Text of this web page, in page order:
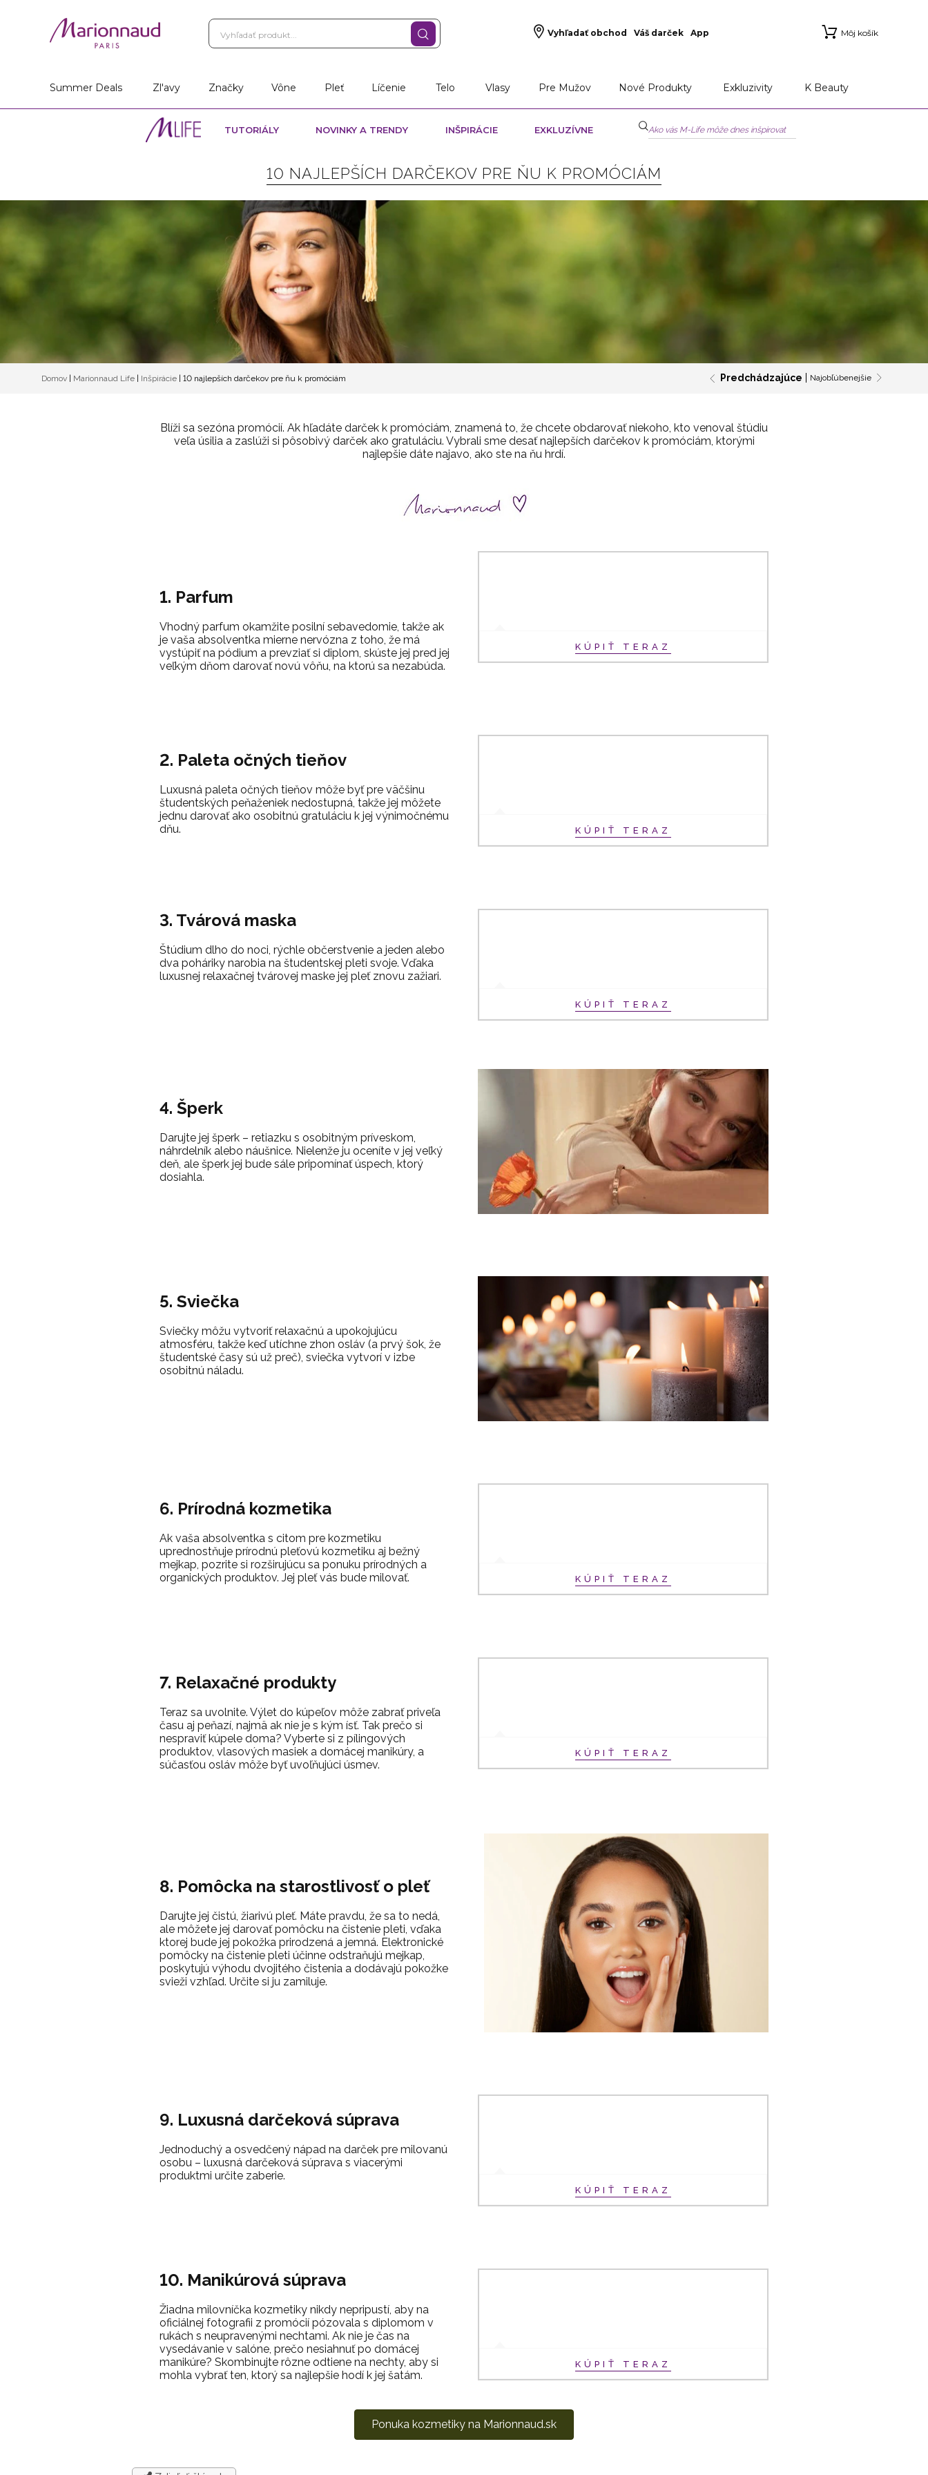
Vyhľadať obchod Váš darček App Môj košík
Summer Deals Zl'avy Značky Vône Pleť Líčenie Telo Vlasy Pre Mužov Nové Produkty Exkluzivity K Beauty
TUTORIÁLY NOVINKY A TRENDY INŠPIRÁCIE EXKLUZÍVNE
10 NAJLEPŠÍCH DARČEKOV PRE ŇU K PROMÓCIÁM
Domov | Marionnaud Life | Inšpirácie | 10 najlepších darčekov pre ňu k promóciám Predchádzajúce Najobľúbenejšie
Blíži sa sezóna promócií. Ak hľadáte darček k promóciám, znamená to, že chcete obdarovať niekoho, kto venoval štúdiu
veľa úsilia a zaslúži si pôsobivý darček ako gratuláciu. Vybrali sme desať najlepších darčekov k promóciám, ktorými
najlepšie dáte najavo, ako ste na ňu hrdí.
1. Parfum
Vhodný parfum okamžite posilní sebavedomie, takže ak
je vaša absolventka mierne nervózna z toho, že má
vystúpiť na pódium a prevziať si diplom, skúste jej pred jej
veľkým dňom darovať novú vôňu, na ktorú sa nezabúda.
KÚPIŤ TERAZ
2. Paleta očných tieňov
Luxusná paleta očných tieňov môže byť pre väčšinu
študentských peňaženiek nedostupná, takže jej môžete
jednu darovať ako osobitnú gratuláciu k jej výnimočnému
dňu.
KÚPIŤ TERAZ
3. Tvárová maska
Štúdium dlho do noci, rýchle občerstvenie a jeden alebo
dva poháriky narobia na študentskej pleti svoje. Vďaka
luxusnej relaxačnej tvárovej maske jej pleť znovu zažiari.
KÚPIŤ TERAZ
4. Šperk
Darujte jej šperk – retiazku s osobitným príveskom,
náhrdelník alebo náušnice. Nielenže ju oceníte v jej veľký
deň, ale šperk jej bude sále pripomínať úspech, ktorý
dosiahla.
5. Sviečka
Sviečky môžu vytvoriť relaxačnú a upokojujúcu
atmosféru, takže keď utíchne zhon osláv (a prvý šok, že
študentské časy sú už preč), sviečka vytvorí v izbe
osobitnú náladu.
6. Prírodná kozmetika
Ak vaša absolventka s citom pre kozmetiku
uprednostňuje prírodnú pleťovú kozmetiku aj bežný
mejkap, pozrite si rozširujúcu sa ponuku prírodných a
organických produktov. Jej pleť vás bude milovať.
KÚPIŤ TERAZ
7. Relaxačné produkty
Teraz sa uvolnite. Výlet do kúpeľov môže zabrať priveľa
času aj peňazí, najmä ak nie je s kým ísť. Tak prečo si
nespraviť kúpele doma? Vyberte si z pílingových
produktov, vlasových masiek a domácej manikúry, a
súčasťou osláv môže byť uvoľňujúci úsmev.
KÚPIŤ TERAZ
8. Pomôcka na starostlivosť o pleť
Darujte jej čistú, žiarivú pleť. Máte pravdu, že sa to nedá,
ale môžete jej darovať pomôcku na čistenie pleti, vďaka
ktorej bude jej pokožka prirodzená a jemná. Elektronické
pomôcky na čistenie pleti účinne odstraňujú mejkap,
poskytujú výhodu dvojitého čistenia a dodávajú pokožke
svieži vzhľad. Určite si ju zamiluje.
9. Luxusná darčeková súprava
Jednoduchý a osvedčený nápad na darček pre milovanú
osobu – luxusná darčeková súprava s viacerými
produktmi určite zaberie.
KÚPIŤ TERAZ
10. Manikúrová súprava
Žiadna milovníčka kozmetiky nikdy nepripustí, aby na
oficiálnej fotografii z promócií pózovala s diplomom v
rukách s neupravenými nechtami. Ak nie je čas na
vysedávanie v salóne, prečo nesiahnuť po domácej
manikúre? Skombinujte rôzne odtiene na nechty, aby si
mohla vybrať ten, ktorý sa najlepšie hodí k jej šatám.
KÚPIŤ TERAZ
Ponuka kozmetiky na Marionnaud.sk